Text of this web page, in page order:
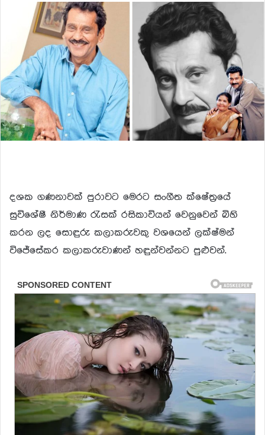
දශක ගණනාවක් පුරාවට මෙරට සංගීත ක්ෂේත්‍රයේ
සුවිශේෂී නිර්මාණ රැසක් රසිකාවියන් වෙනුවෙන් බිහි
කරන ලද සොඳුරු කලාකරුවකු වශයෙන් ලක්ෂ්මන්
විජේසේකර කලාකරුවාණන් හඳුන්වන්නට පුළුවන්.